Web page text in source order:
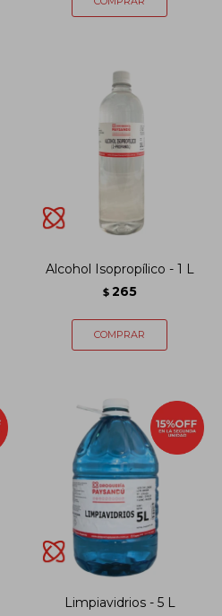
Alcohol Isopropílico - 1 L
$ 265
Limpiavidrios - 5 L